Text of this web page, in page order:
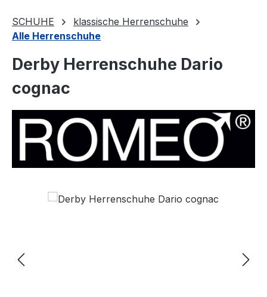
SCHUHE
klassische Herrenschuhe
Alle Herrenschuhe
Derby Herrenschuhe Dario
cognac
Bildergalerie überspringen